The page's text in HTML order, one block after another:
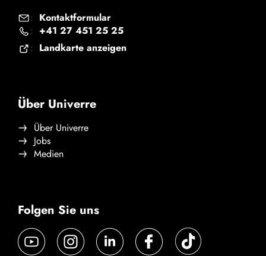
: Kontaktformular
: +41 27 451 25 25
: Landkarte anzeigen
Über Univerre
Über Univerre
Jobs
Medien
Folgen Sie uns